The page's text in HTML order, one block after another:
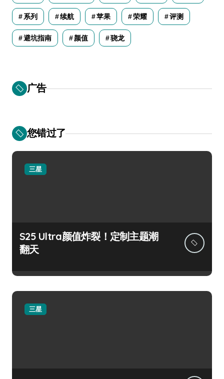
系列 续航 苹果 荣耀 评测
避坑指南 颜值 骁龙
广告
您错过了
三星
S25 Ultra颜值炸裂！定制主题潮
翻天
三星